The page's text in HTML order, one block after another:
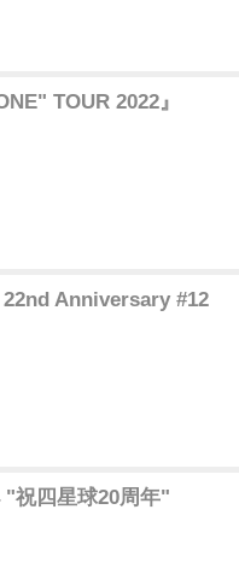
TOUR 2022』
Anniversary #12
"祝四星球20周年"